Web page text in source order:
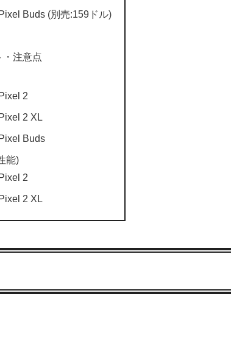
Buds (別売:159ドル)
・注意点
2
2 XL
Buds
能)
2
2 XL